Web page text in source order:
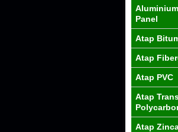
Panel
Atap
Atap
Atap PVC
Atap
Atap